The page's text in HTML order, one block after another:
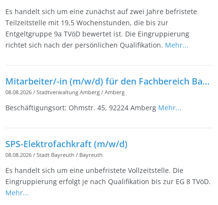
Es handelt sich um eine zunächst auf zwei Jahre befristete
Teilzeitstelle mit 19,5 Wochenstunden, die bis zur
Entgeltgruppe 9a TVöD bewertet ist. Die Eingruppierung
richtet sich nach der persönlichen Qualifikation. Mehr...
Mitarbeiter/-in (m/w/d) für den Fachbereich Bauhof
08.08.2026 /Stadtverwaltung Amberg /Amberg
Beschäftigungsort: Ohmstr. 45, 92224 Amberg Mehr...
SPS-Elektrofachkraft (m/w/d)
08.08.2026 /Stadt Bayreuth / Bayreuth
Es handelt sich um eine unbefristete Vollzeitstelle. Die
Eingruppierung erfolgt je nach Qualifikation bis zur EG 8 TVöD.
Mehr...